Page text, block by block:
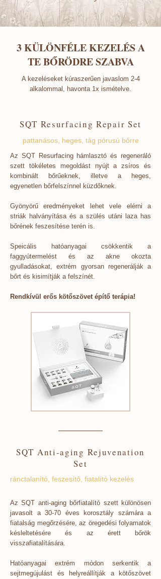
3 KÜLÖNFÉLE KEZELÉS A
TE BŐRÖDRE SZABVA
A kezeléseket kúraszerűen javaslom 2-4
alkalommal, havonta 1x ismételve.
SQT Resurfacing Repair Set
pattanásos, heges, tág pórusú bőrre
Az SQT Resurfacing hámlasztó és regeneráló
szett tökéletes megoldást nyújt a zsíros és
kombinált bőrűeknek, illetve a heges,
egyenetlen bőrfelszínnel küzdőknek.
Gyönyörű eredményeket lehet vele elérni a
striák halványítása és a szülés utáni laza has
bőrének feszesítése terén is.
Speicális hatóanyagai csökkentik a
faggyútermelést és az akne okozta
gyulladásokat, extrém gyorsan regenerálják a
bőrt és kisimítják a felszínét.
Rendkívül erős kötőszövet építő terápia!
SQT Anti-aging Rejuvenation
Set
ránctalanító, feszesítő, fiatalító kezelés
Az SQT anti-aging bőrfiatalító szett különösen
javasolt a 30-70 éves korosztály számára a
fiatalság megőrzésére, az öregedési folyamatok
késleltetésére és az érett bőrök
visszafiatalítására.
Hatóanyagai extrém módon serkentik a
sejtmegújulást és helyreállítják a kötőszövet